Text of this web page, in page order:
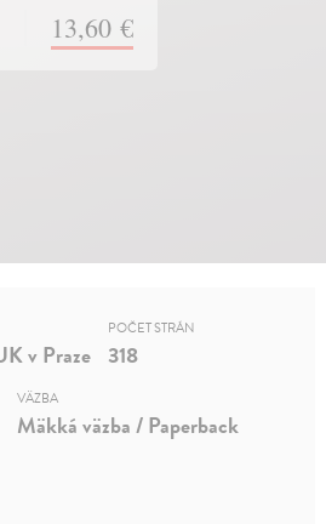
13,60 €
v Praze
POČET STRÁN
318
VÄZBA
Mäkká väzba / Paperback